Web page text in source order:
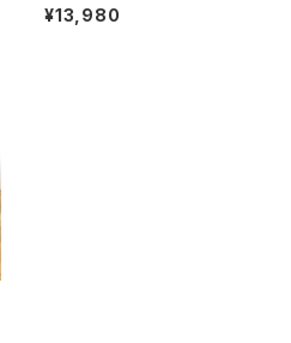
容量 トートバッグ キャンプ女子
¥13,980